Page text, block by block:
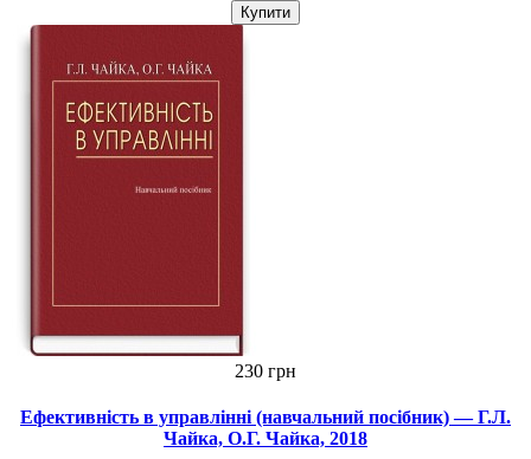
Купити
230 грн
Ефективність в управлінні (навчальний посібник) — Г.Л.
Чайка, О.Г. Чайка, 2018